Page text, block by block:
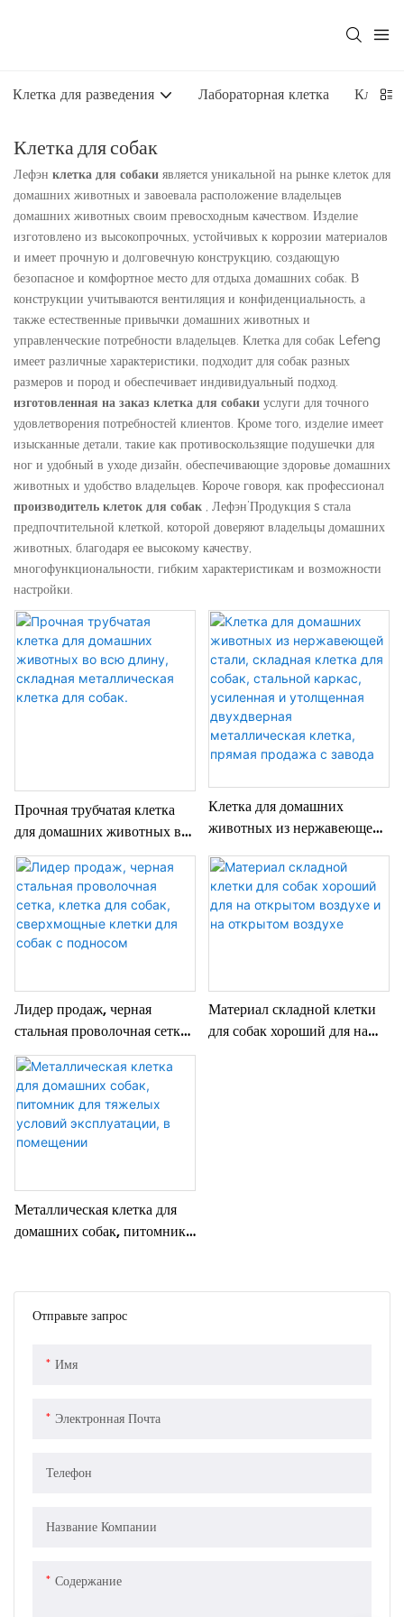
Клетка для разведения Лабораторная клетка
Клетка для собак
Лефэн клетка для собаки является уникальной на рынке клеток для
домашних животных и завоевала расположение владельцев
домашних животных своим превосходным качеством. Изделие
изготовлено из высокопрочных, устойчивых к коррозии материалов
и имеет прочную и долговечную конструкцию, создающую
безопасное и комфортное место для отдыха домашних собак. В
конструкции учитываются вентиляция и конфиденциальность, а
также естественные привычки домашних животных и
управленческие потребности владельцев. Клетка для собак Lefeng
имеет различные характеристики, подходит для собак разных
размеров и пород и обеспечивает индивидуальный подход.
изготовленная на заказ клетка для собаки услуги для точного
удовлетворения потребностей клиентов. Кроме того, изделие имеет
изысканные детали, такие как противоскользящие подушечки для
ног и удобный в уходе дизайн, обеспечивающие здоровье домашних
животных и удобство владельцев. Короче говоря, как профессионал
производитель клеток для собак , Лефэн’Продукция s стала
предпочтительной клеткой, которой доверяют владельцы домашних
животных, благодаря ее высокому качеству,
многофункциональности, гибким характеристикам и возможности
настройки.
Отправьте запрос
Имя
Электронная Почта
Телефон
Название Компании
Содержание
Прочная трубчатая клетка
для домашних животных во
всю длину, складная
металлическая клетка для
собак.
Клетка для домашних
животных из нержавеющей
собак, стальной каркас,
усиленная и утолщенная
двухдверная металлическая
клетка, прямая продажа с
Лидер продаж, черная
стальная проволочная сетка,
клетка для собак,
сверхмощные клетки для
собак с подносом
Материал складной клетки
для собак хороший для на
Металлическая клетка для
домашних собак, питомник